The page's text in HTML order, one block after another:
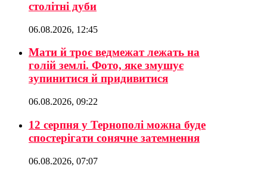
столітні дуби
06.08.2026, 12:45
Мати й троє ведмежат лежать на
голій землі. Фото, яке змушує
зупинитися й придивитися
06.08.2026, 09:22
12 серпня у Тернополі можна буде
спостерігати сонячне затемнення
06.08.2026, 07:07